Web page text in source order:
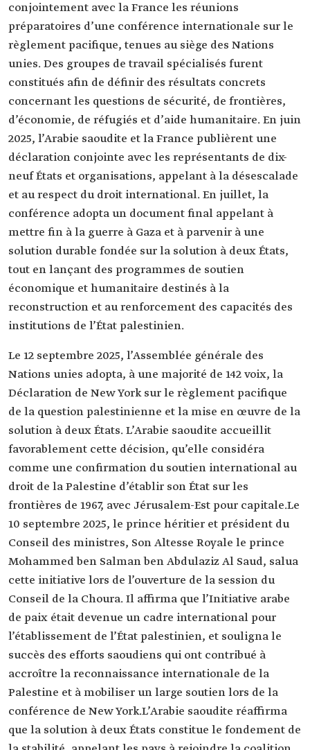
conjointement avec la France les réunions
préparatoires d’une conférence internationale sur le
règlement pacifique, tenues au siège des Nations
unies. Des groupes de travail spécialisés furent
constitués afin de définir des résultats concrets
concernant les questions de sécurité, de frontières,
d’économie, de réfugiés et d’aide humanitaire. En juin
2025, l’Arabie saoudite et la France publièrent une
déclaration conjointe avec les représentants de dix-
neuf États et organisations, appelant à la désescalade
et au respect du droit international. En juillet, la
conférence adopta un document final appelant à
mettre fin à la guerre à Gaza et à parvenir à une
solution durable fondée sur la solution à deux États,
tout en lançant des programmes de soutien
économique et humanitaire destinés à la
reconstruction et au renforcement des capacités des
institutions de l’État palestinien.
Le 12 septembre 2025, l’Assemblée générale des
Nations unies adopta, à une majorité de 142 voix, la
Déclaration de New York sur le règlement pacifique
de la question palestinienne et la mise en œuvre de la
solution à deux États. L’Arabie saoudite accueillit
favorablement cette décision, qu’elle considéra
comme une confirmation du soutien international au
droit de la Palestine d’établir son État sur les
frontières de 1967, avec Jérusalem-Est pour capitale.Le
10 septembre 2025, le prince héritier et président du
Conseil des ministres, Son Altesse Royale le prince
Mohammed ben Salman ben Abdulaziz Al Saud, salua
cette initiative lors de l’ouverture de la session du
Conseil de la Choura. Il affirma que l’Initiative arabe
de paix était devenue un cadre international pour
l’établissement de l’État palestinien, et souligna le
succès des efforts saoudiens qui ont contribué à
accroître la reconnaissance internationale de la
Palestine et à mobiliser un large soutien lors de la
conférence de New York.L’Arabie saoudite réaffirma
que la solution à deux États constitue le fondement de